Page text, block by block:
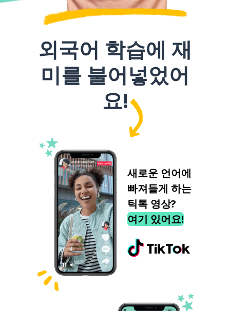
외국어 학습에 재
미를 불어넣었어
요!
새로운 언어에
빠져들게 하는
틱톡 영상?
여기 있어요!